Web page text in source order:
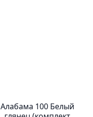
Алабама 100 Белый